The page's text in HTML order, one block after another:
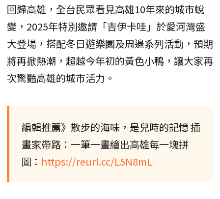
回歸高雄，全台民眾看見高雄10年來的城市蛻
變，2025年特別邀請「吉伊卡哇」於愛河灣盛
大登場，搭配冬日遊樂園及周邊系列活動，預期
將再掀熱潮，超越今年初的黃色小鴨，讓大家再
次驚豔高雄的城市活力。
編輯推薦》散步的海味，是兒時的記憶 插
畫家帶路：一筆一畫繪出高雄每一塊拼
圖： https://reurl.cc/L5N8mL